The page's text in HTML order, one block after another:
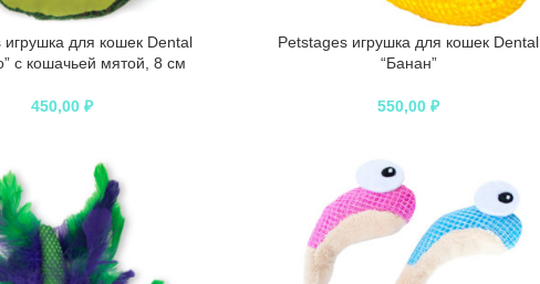
игрушка для кошек Dental
с кошачьей мятой, 8 см
450,00₽
Petstages игрушка для кошек Dental
“Банан”
550,00₽